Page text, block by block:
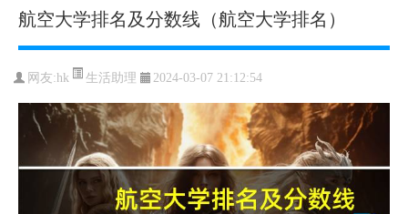
航空大学排名及分数线（航空大学排名）
网友:hk 生活助理 2024-03-07 21:12:54